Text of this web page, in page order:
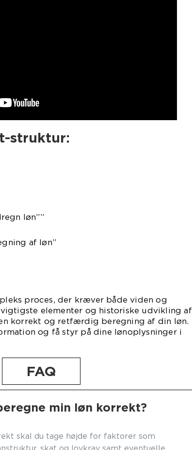
struktur:
løn””
af løn”
proces, der kræver både viden og
elementer og historiske udvikling af
korrekt og retfærdig beregning af din løn.
og få styr på dine lønoplysninger i
FAQ
min løn korrekt?
skal du tage højde for faktorer som